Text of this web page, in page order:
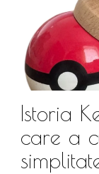
Istoria
care a